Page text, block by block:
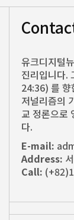
유크디지털
진리입니다
24:36) 를 향
저널리즘의
교 정론으로
다.
E-mail:
Address:
Call: